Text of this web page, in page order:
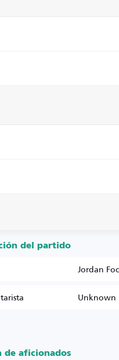
del partido
Jordan
Unknown
de aficionados